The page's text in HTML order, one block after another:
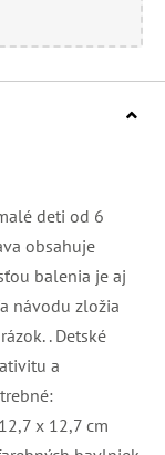
deti od 6
obsahuje
balenia je aj
návodu zložia
. Detské
a
x 12,7 cm